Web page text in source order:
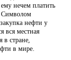
нечем платить
Символом
нефти у
вся местная
в стране,
в мире.